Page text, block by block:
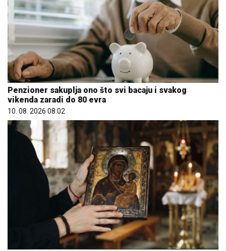
Penzioner sakuplja ono što svi bacaju i svakog
vikenda zaradi do 80 evra
10. 08. 2026 08:02